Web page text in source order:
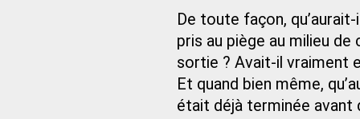
De toute façon,
pris au piège au milieu
sortie ? Avait-il vraiment
Et quand bien même,
était déjà terminée avant